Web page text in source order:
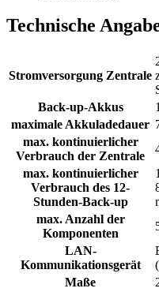
Technische
Stromversorgung Zentrale
Back-up-Akkus
maximale Akkuladedauer
max. kontinuierlicher
Verbrauch der Zentrale
max. kontinuierlicher
Verbrauch des 12-
Stunden-Back-up
max. Anzahl der
Komponenten
LAN-
Kommunikationsgerät
Maße